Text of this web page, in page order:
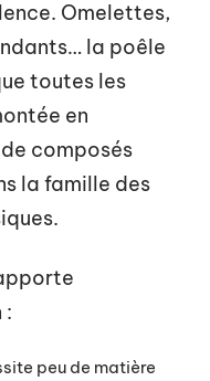
Omelettes,
la poêle
toutes les
en
composés
la famille des
:
peu de matière